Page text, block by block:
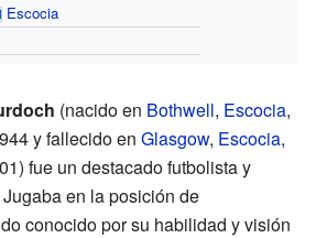
Escocia
(nacido en Bothwell, Escocia,
y fallecido en Glasgow, Escocia,
fue un destacado futbolista y
en la posición de
conocido por su habilidad y visión